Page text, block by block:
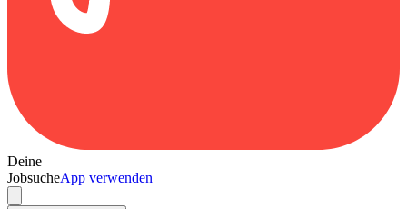
Deine
JobsucheApp verwenden